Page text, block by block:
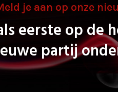
je aan op onze
eerste op de
partij